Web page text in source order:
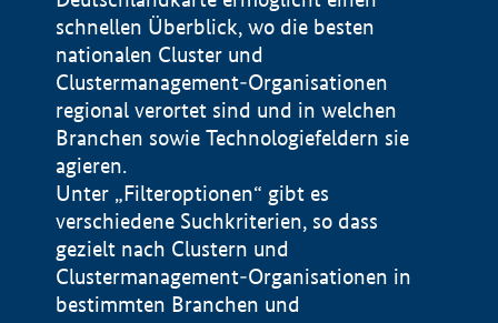
schnellen Überblick, wo die besten
nationalen Cluster und
Clustermanagement-Organisationen
regional verortet sind und in welchen
Branchen sowie Technologiefeldern sie
agieren.
Unter „Filteroptionen“ gibt es
verschiedene Suchkriterien, so dass
gezielt nach Clustern und
Clustermanagement-Organisationen in
bestimmten Branchen und
Impressum
Datenschutzerklärung
BMWE, 2026 ©
100 km © Geobasis-DE / BKG 2015